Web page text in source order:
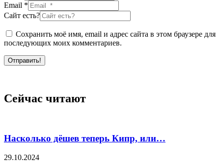
Email *
Сайт есть?
Сохранить моё имя, email и адрес сайта в этом браузере для
последующих моих комментариев.
Отправить!
Сейчас читают
Насколько дёшев теперь Кипр, или…
29.10.2024